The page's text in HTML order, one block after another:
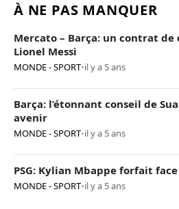
À NE PAS MANQUER
Mercato – Barça: un contrat
Lionel Messi
MONDE - SPORT•il y a 5 ans
Barça: l’étonnant conseil de
avenir
MONDE - SPORT•il y a 5 ans
PSG: Kylian Mbappe forfait face
MONDE - SPORT•il y a 5 ans